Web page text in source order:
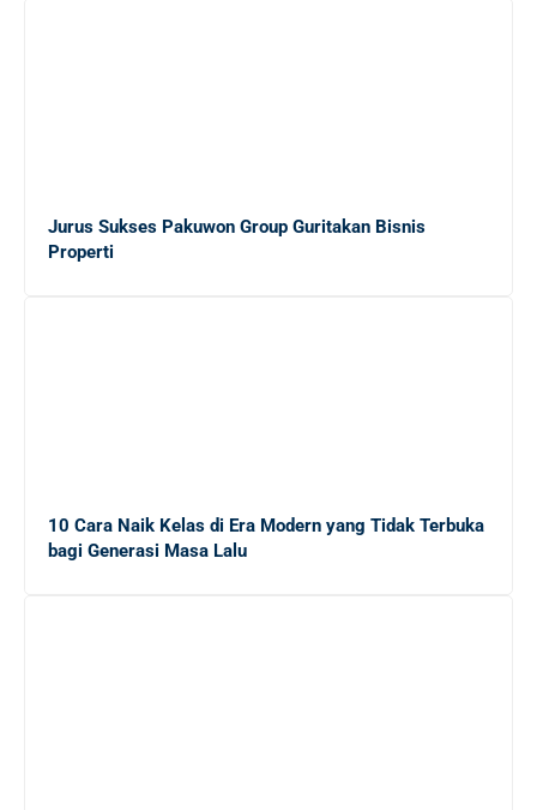
Jurus Sukses Pakuwon Group Guritakan Bisnis
Properti
10 Cara Naik Kelas di Era Modern yang Tidak Terbuka
bagi Generasi Masa Lalu